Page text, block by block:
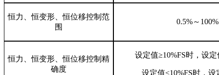
恒力、恒变形、恒位移控制范
围
0.5%～
恒力、恒变形、恒位移控制精
确度
设定值≥10%FS时，设
设定值<10%FS时，